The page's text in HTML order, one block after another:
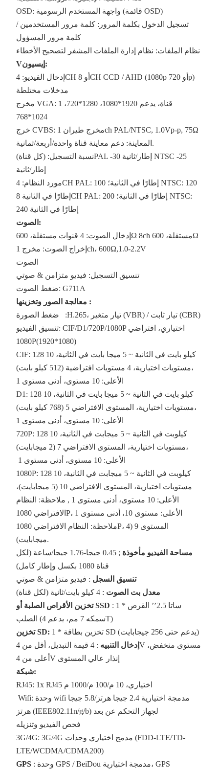
OSD: واجهة المستخدم الرسومية (قائمة OSD)
تسجيل الدخول بكلمة المرور: كلمة مرور المستخدمين /
كلمة مرور المسؤول
نظام الملفات: نظام إدارة الملفات المشفر لتصحيح الأخطاء
Vإيسيون:
إدخال الفيديو: 4CH أو 8CH CCD / AHD (1080p أو 720p)
مدخلات مختلطة
مخرج VGA: 1 قناة، يدعم 1920*1080، 1280*720،
1024*768
خرج CVBS: مخرج طيران 1ch PAL/NTSC, 1.0Vp-p, 75Ω
المعاينة: دعم معاينة قناة واحدة/أربعة/ثمانية.
نسبة التسجيل: (كل قناة)PAL -30 إطار/ثانية NTSC -25
إطار/ثانية
مورد النظام: 4CH PAL: 100 إطارًا في الثانية؛ NTSC: 120
إطارًا في الثانية 8CH PAL: 200 إطارًا في الثانية؛ NTSC:
240 إطارًا في الثانية
الصوت:
إدخال الصوت: 4 قنوات مستقلة، 600Ω 8ch مستقلة، 600Ω
إخراج الصوت: مخرج 1ch، 600Ω,1.0-2.2V
الصوت
تنسيق التسجيل: فيديو متزامن & صوتي
ضغط الصوت: G711A
:
:H.265، تيار متغير (VBR) / تيار ثابت (CBR)
تنسيق الفيديو: CIF/D1/720P/1080P اختياري، افتراضي
1080P(1920*1080)
CIF: 128 كيلو بايت في الثانية ~ 5 ميجا بايت في الثانية، 10
مستويات اختيارية، 4 مستويات افتراضية (512 كيلو بايت)،
الأعلى: 10 مستوى، أدنى مستوى 1
D1: 128 كيلو بايت في الثانية ~ 5 ميجا بايت في الثانية، 10
مستويات اختيارية، المستوى الافتراضي 5 (768 كيلو بايت)،
الأعلى: 10 مستوى، أدنى مستوى 1
720P: 128 كيلوبت في الثانية ~ 5 ميجابت في الثانية، 10
مستويات اختيارية، المستوى الافتراضي 7 (2 ميجابايت)،
الأعلى: 10 مستوى، أدنى مستوى 1
1080P: 128 كيلوبت في الثانية ~ 5 ميجابت في الثانية، 10
مستويات اختيارية، المستوى الافتراضي 10 (5 ميجابايت)،
الأعلى: 10 مستوى، أدنى مستوى 1 , ملاحظة: النظام
الافتراضي 1080P، الأعلى: مستوى 10، أدنى مستوى 1
ملاحظة: النظام الافتراضي 1080P، المستوى 9 (4
ميجابايت).
مساحة الفيديو مأخوذة
; 0.45 جيجا-1.76 جيجا/ساعة (لكل
قناة 1080 بكسل وإطار كامل)
تنسيق السجل : فيديو متزامن & صوتي
معدل بت الصوت : 4 كيلو بايت/ثانية (لكل قناة)
تخزين الأقراص الصلبة أو SSD : 1 * ساتا 2.5’’ القرص
الصلب (سمكه 7 مم، يدعم 4T)
تخزين SD:
1 * تخزين بطاقة SD (يدعم حتى 256 جيجابايت)
إدخال التنبيه
: 4 قيمة التبديل، أقل من 4V مستوى منخفض،
أعلى من 4V إنذار عالي المستوى
شبكة:
RJ45: 1x RJ45 اختياري، 10 م/100 م/1000 م
Wifi: وحدة wifi مدمجة اختيارية 2.4 جيجا هرتز/5.8 جيجا
هرتز (IEEE802.11n/g/b) لجهاز التحكم عن بعد
فحص الفيديو وتنزيله
3G/4G: 3G/4G مدمج اختياري وحدات (FDD-LTE/TD-
LTE/WCDMA/CDMA200)
GPS : وحدة GPS / BeiDou مدمجة اختيارية، GPS